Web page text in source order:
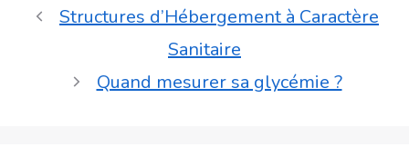
Structures d’Hébergement à Caractère
Sanitaire
Quand mesurer sa glycémie ?